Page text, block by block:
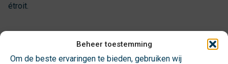
Beheer toestemming
Om de beste ervaringen te bieden, gebruiken wij
étroit.
Identification des mini-conteneurs